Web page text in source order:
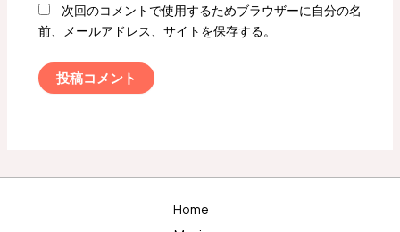
次回のコメントで使用するためブラウザーに自分の名
前、メールアドレス、サイトを保存する。
Home